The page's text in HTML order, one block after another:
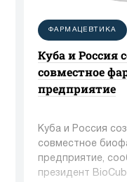
ФАРМАЦЕВТИКА
Куба и Россия
совместное
предприятие
Куба и Россия
совместное
предприятие,
президент